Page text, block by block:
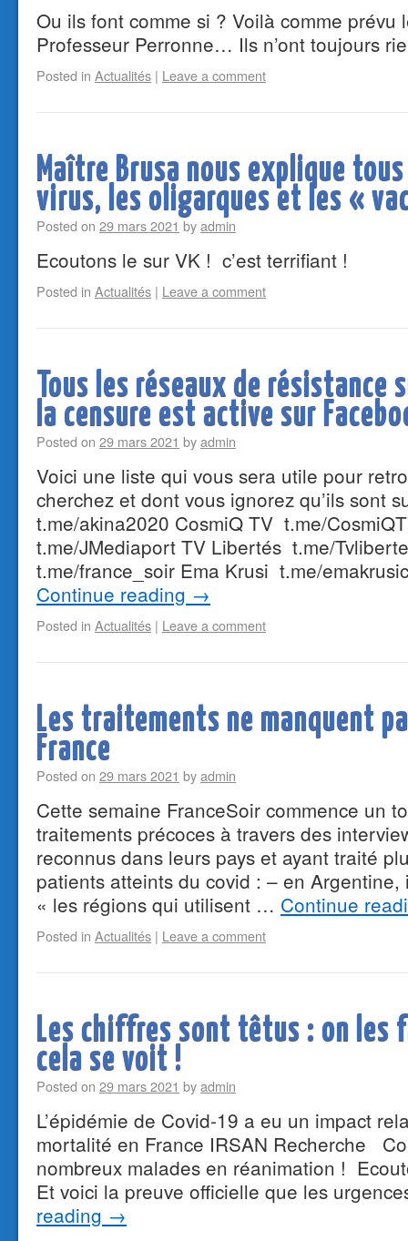
Ou ils font comme si ? Voilà comme prévu
Professeur Perronne… Ils n’ont toujours
Posted in Actualités | Leave a comment
Maître Brusa nous explique
virus, les oligarques et les «
Posted on 29 mars 2021 byadmin
Ecoutons le sur VK ! c’est terrifiant !
Posted in Actualités | Leave a comment
Tous les réseaux de résistance
la censure est active sur
Posted on 29 mars 2021 byadmin
Voici une liste qui vous sera utile pour
cherchez et dont vous ignorez qu’ils
t.me/akina2020 CosmiQ TV t.me/
t.me/JMediaport TV Libertés t.me/
t.me/france_soir Ema Krusi t.me/
Continue reading →
Posted in Actualités | Leave a comment
Les traitements ne manquent
France
Posted on 29 mars 2021 byadmin
Cette semaine FranceSoir commence un
traitements précoces à travers des
reconnus dans leurs pays et ayant traité
patients atteints du covid : – en
« les régions qui utilisent … Continue
Posted in Actualités | Leave a comment
Les chiffres sont têtus : on les
cela se voit !
Posted on 29 mars 2021 byadmin
L’épidémie de Covid‑19 a eu un impact
mortalité en France IRSAN Recherche
nombreux malades en réanimation !
Et voici la preuve officielle que les
reading →